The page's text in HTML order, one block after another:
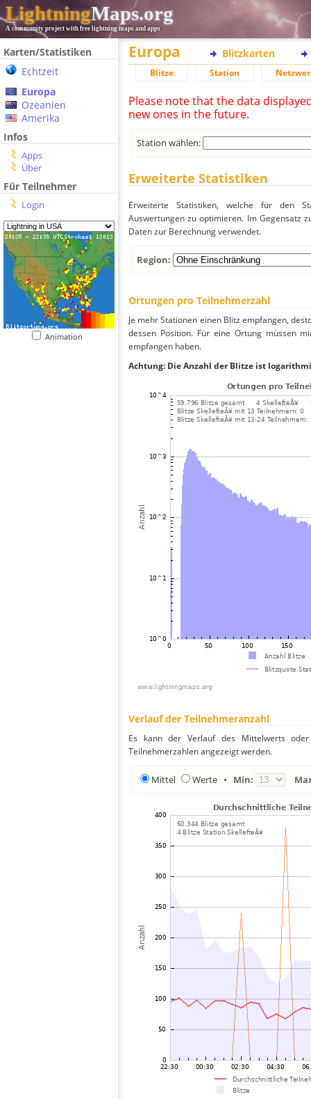
LightningMaps.org
A community project with free lightning maps and apps
Karten/Statistiken
Echtzeit
Europa
Ozeanien
Amerika
Infos
Apps
Über
Für Teilnehmer
Login
Animation
Europa Blitzkarten
Blitze Station
Please note that the data
new ones in the future.
Station wählen:
Erweiterte Statistiken
Erweiterte Statistiken, welche für den
Auswertungen zu optimieren. Im Gegensatz
Daten zur Berechnung verwendet.
Region:
Ortungen pro Teilnehmerzahl
Je mehr Stationen einen Blitz empfangen,
dessen Position. Für eine Ortung müssen
empfangen haben.
Achtung: Die Anzahl der Blitze ist
Verlauf der Teilnehmeranzahl
Es kann der Verlauf des Mittelwerts
Teilnehmerzahlen angezeigt werden.
Mittel Werte • Min: